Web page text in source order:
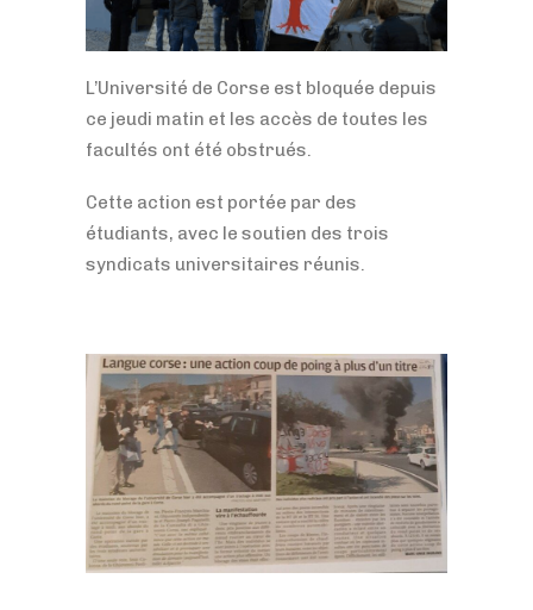
L’Université de Corse est bloquée depuis
ce jeudi matin et les accès de toutes les
facultés ont été obstrués.
Cette action est portée par des
étudiants, avec le soutien des trois
syndicats universitaires réunis.